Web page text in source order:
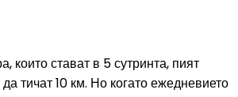
които стават в 5 сутринта, пият
тичат 10 км. Но когато ежедневието